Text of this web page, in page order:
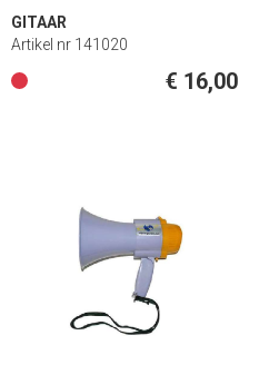
GITAAR
Artikel nr 141020
€ 16,00